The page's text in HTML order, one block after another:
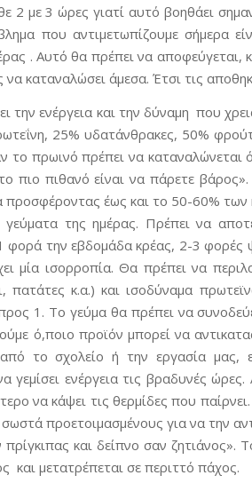
με 3 ώρες γιατί αυτό βοηθάει
που αντιμετωπίζουμε σήμερα
. Αυτό θα πρέπει να
καταναλώσει άμεσα. Έτσι τις
την ενέργεια και την δύναμη που
25% υδατάνθρακες, 50%
πρωινό πρέπει να καταναλώνεται
πιθανό είναι να πάρετε
έως και το 50-60% των
της ημέρας. Πρέπει να
φορά την εβδομάδα κρέας, 2-3
ισορροπία. Θα πρέπει να
κ.α.) και ισοδύναμα
1. Το γεύμα θα πρέπει να
ό,ποιο προϊόν μπορεί να
το σχολείο ή την εργασία μας,
ενέργεια τις βραδυνές
να κάψει τις θερμίδες που
προετοιμασμένους για να την
και δείπνο σαν ζητιάνος».
και μετατρέπεται σε περιττό πάχος.